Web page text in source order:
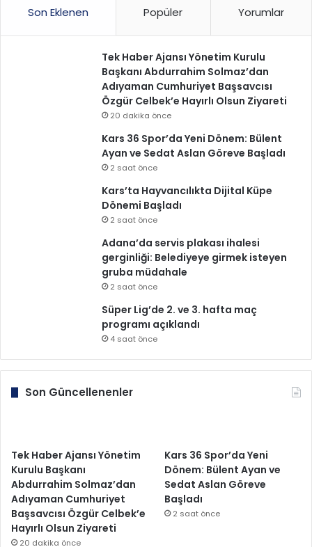
Son Eklenen Popüler Yorumlar
Tek Haber Ajansı Yönetim Kurulu
Başkanı Abdurrahim Solmaz’dan
Adıyaman Cumhuriyet Başsavcısı
Özgür Celbek’e Hayırlı Olsun Ziyareti
20 dakika önce
Kars 36 Spor’da Yeni Dönem: Bülent
Ayan ve Sedat Aslan Göreve Başladı
2 saat önce
Kars’ta Hayvancılıkta Dijital Küpe
Dönemi Başladı
2 saat önce
Adana’da servis plakası ihalesi
gerginliği: Belediyeye girmek isteyen
gruba müdahale
2 saat önce
Süper Lig’de 2. ve 3. hafta maç
programı açıklandı
4 saat önce
Son Güncellenenler
Tek Haber Ajansı Yönetim
Kurulu Başkanı
Abdurrahim Solmaz’dan
Adıyaman Cumhuriyet
Başsavcısı Özgür Celbek’e
Hayırlı Olsun Ziyareti
20 dakika önce
Kars 36 Spor’da Yeni
Dönem: Bülent Ayan ve
Sedat Aslan Göreve
Başladı
2 saat önce